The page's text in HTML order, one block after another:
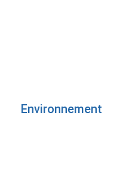
Environnement